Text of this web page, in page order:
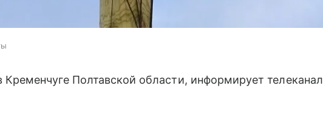
Полтавской области, информирует телеканал